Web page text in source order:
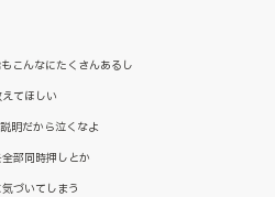
こんなにたくさんあるし
てほしい
明だから泣くなよ
部同時押しとか
づいてしまう